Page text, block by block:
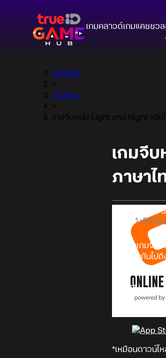
เกมคลาวด์เกมแคชชวล
หน้าแรก
>
ข่าวเกม
>
เกมจีบหนุ่ม Light and Night เปิด
เกมจีบ
ภาษา
Online
1 เดือนที่แ
อีกหนึ่งเกมจีบ
แตกต่างกันไป
จีบหนุ่มและชอ
ดาวน์โหลดเกม
*เหมือนดาวน์โ